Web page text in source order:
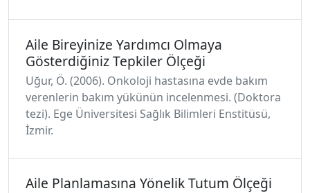
Aile Bireyinize Yardımcı Olmaya
Gösterdiğiniz Tepkiler Ölçeği
Uğur, Ö. (2006). Onkoloji hastasına evde bakım
verenlerin bakım yükünün incelenmesi. (Doktora
tezi). Ege Üniversitesi Sağlık Bilimleri Enstitüsü,
İzmir.
Aile Planlamasına Yönelik Tutum Ölçeği